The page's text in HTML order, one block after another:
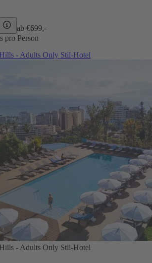
ab €699,-
pro Person
- Adults Only Stil-Hotel
- Adults Only Stil-Hotel